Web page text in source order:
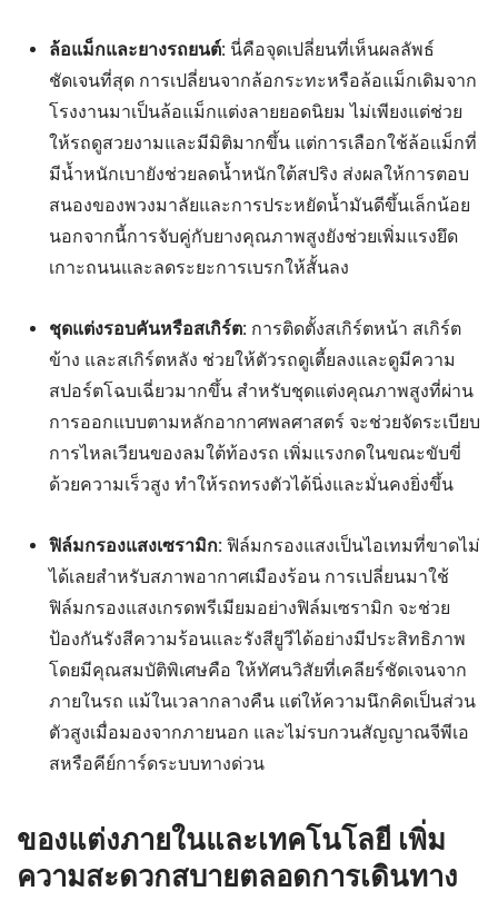
ล้อแม็กและยางรถยนต์:นี่คือจุดเปลี่ยนที่เห็นผลลัพธ์
ชัดเจนที่สุด การเปลี่ยนจากล้อกระทะหรือล้อแม็กเดิมจาก
โรงงานมาเป็นล้อแม็กแต่งลายยอดนิยม ไม่เพียงแต่ช่วย
ให้รถดูสวยงามและมีมิติมากขึ้น แต่การเลือกใช้ล้อแม็กที่
มีน้ำหนักเบายังช่วยลดน้ำหนักใต้สปริง ส่งผลให้การตอบ
สนองของพวงมาลัยและการประหยัดน้ำมันดีขึ้นเล็กน้อย
นอกจากนี้การจับคู่กับยางคุณภาพสูงยังช่วยเพิ่มแรงยึด
เกาะถนนและลดระยะการเบรกให้สั้นลง
ชุดแต่งรอบคันหรือสเกิร์ต:การติดตั้งสเกิร์ตหน้า สเกิร์ต
ข้าง และสเกิร์ตหลัง ช่วยให้ตัวรถดูเตี้ยลงและดูมีความ
สปอร์ตโฉบเฉี่ยวมากขึ้น สำหรับชุดแต่งคุณภาพสูงที่ผ่าน
การออกแบบตามหลักอากาศพลศาสตร์ จะช่วยจัดระเบียบ
การไหลเวียนของลมใต้ท้องรถ เพิ่มแรงกดในขณะขับขี่
ด้วยความเร็วสูง ทำให้รถทรงตัวได้นิ่งและมั่นคงยิ่งขึ้น
ฟิล์มกรองแสงเซรามิก:ฟิล์มกรองแสงเป็นไอเทมที่ขาดไม่
ได้เลยสำหรับสภาพอากาศเมืองร้อน การเปลี่ยนมาใช้
ฟิล์มกรองแสงเกรดพรีเมียมอย่างฟิล์มเซรามิก จะช่วย
ป้องกันรังสีความร้อนและรังสียูวีได้อย่างมีประสิทธิภาพ
โดยมีคุณสมบัติพิเศษคือ ให้ทัศนวิสัยที่เคลียร์ชัดเจนจาก
ภายในรถ แม้ในเวลากลางคืน แต่ให้ความนึกคิดเป็นส่วน
ตัวสูงเมื่อมองจากภายนอก และไม่รบกวนสัญญาณจีพีเอ
สหรือคีย์การ์ดระบบทางด่วน
ของแต่งภายในและเทคโนโลยี เพิ่ม
ความสะดวกสบายตลอดการเดินทาง